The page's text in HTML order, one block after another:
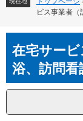
ビス事業者（
文在宅サー
浴、訪問看